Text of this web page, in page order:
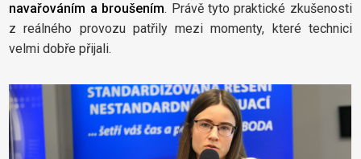
navařováním a broušením. Právě tyto praktické zkušenosti
z reálného provozu patřily mezi momenty, které technici
velmi dobře přijali.